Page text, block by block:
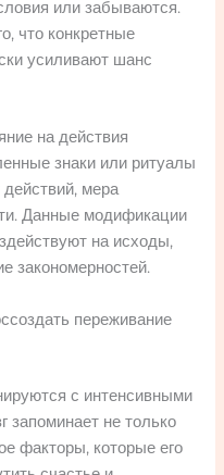
или забываются.
что конкретные
усиливают шанс
на действия
знаки или ритуалы
мера
Данные модификации
на исходы,
закономерностей.
переживание
с интенсивными
запоминает не только
факторы, которые его